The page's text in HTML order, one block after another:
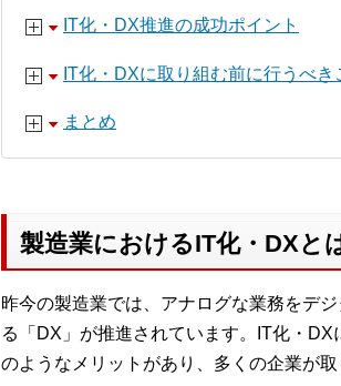
IT化・DX推進の成功ポイント
IT化・DXに取り組む前に行うべき
まとめ
製造業におけるIT化・DXと
昨今の製造業では、アナログな業務をデ
る「DX」が推進されています。IT化・
のようなメリットがあり、多くの企業が取